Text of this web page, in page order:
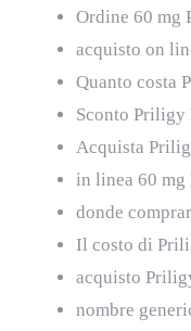
Ordine 60 mg
acquisto on
Quanto costa
Sconto Priligy
Acquista
in linea 60
donde
Il costo di
acquisto
nombre